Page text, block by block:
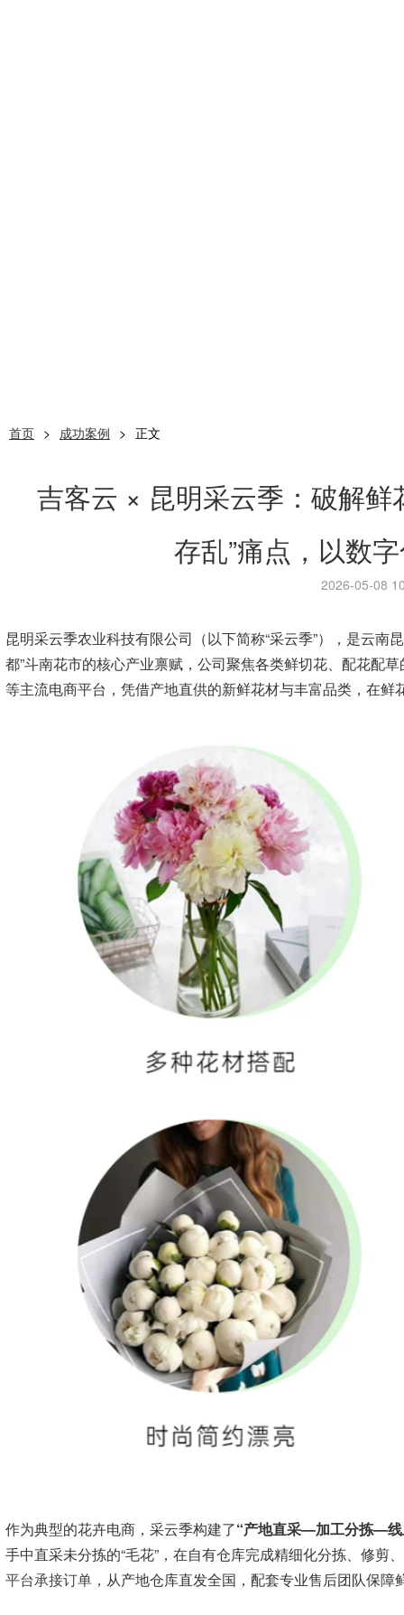
首页 > 成功案例 > 正文
吉客云 × 昆明采云季：破解
存乱”痛点，以数
2026-05-08
昆明采云季农业科技有限公司（以下简称“采云季”），是云南
都”斗南花市的核心产业禀赋，公司聚焦各类鲜切花、配花配
等主流电商平台，凭借产地直供的新鲜花材与丰富品类，在鲜
作为典型的花卉电商，采云季构建了“产地直采—加工分拣—
手中直采未分拣的“毛花”，在自有仓库完成精细化分拣、修剪
平台承接订单， 从产地仓库直发全国，配套专业售后团队保